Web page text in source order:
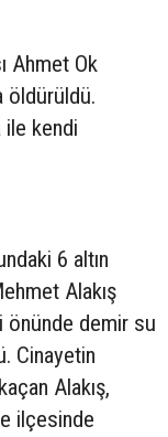
Ahmet Ok
öldürüldü.
ile kendi
6 altın
Alakış
önünde demir su
Cinayetin
Alakış,
ilçesinde